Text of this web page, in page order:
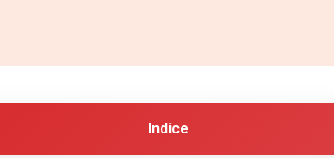
Indice